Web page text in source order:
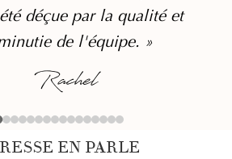
déçue par la qualité et
de l'équipe. »
Rachel
EN PARLE